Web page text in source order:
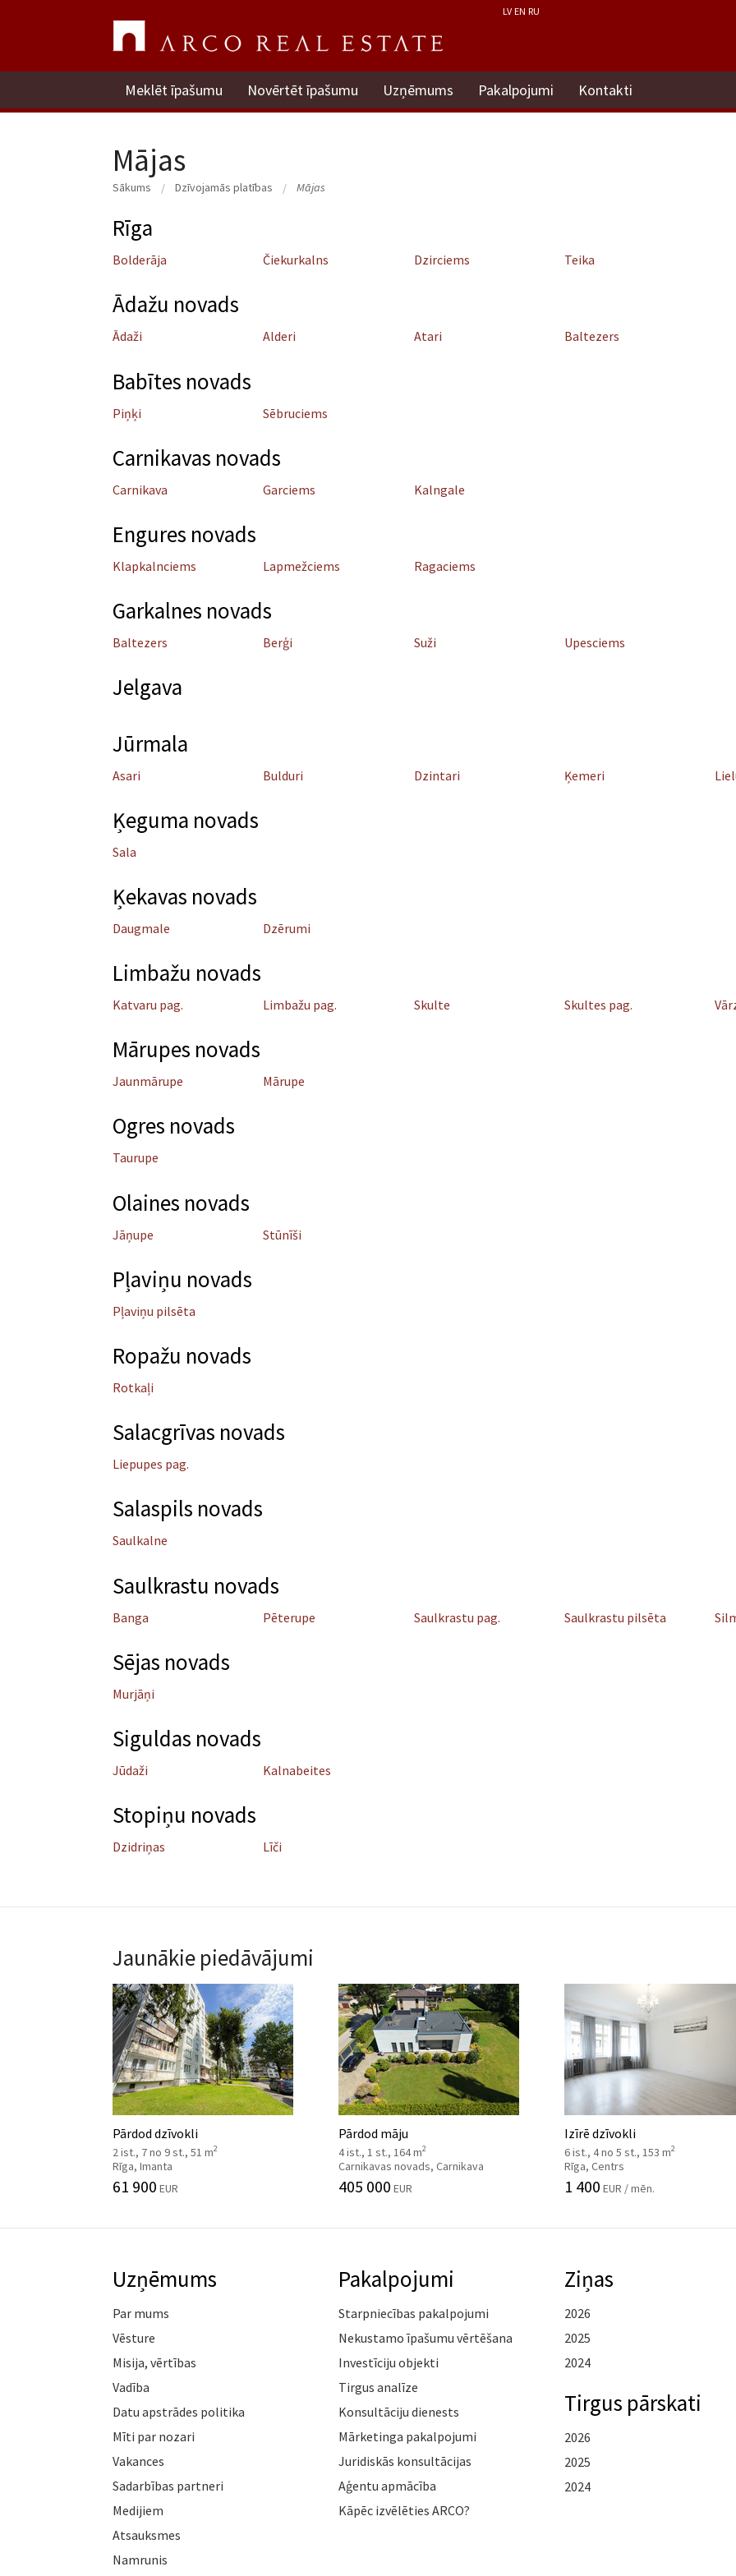
LV EN RU
Meklēt īpašumu Novērtēt īpašumu Uzņēmums Pakalpojumi Kontakti
Mājas
Sākums Dzīvojamās platības Mājas
Rīga
Bolderāja Čiekurkalns Dzirciems Teika
Ādažu novads
Ādaži Alderi Atari Baltezers
Babītes novads
Piņķi Sēbruciems
Carnikavas novads
Carnikava Garciems Kalngale
Engures novads
Klapkalnciems Lapmežciems Ragaciems
Garkalnes novads
Baltezers Berģi Suži Upesciems
Jelgava
Jūrmala
Asari Bulduri Dzintari Ķemeri
Ķeguma novads
Sala
Ķekavas novads
Daugmale Dzērumi
Limbažu novads
Katvaru pag. Limbažu pag. Skulte Skultes pag.
Mārupes novads
Jaunmārupe Mārupe
Ogres novads
Taurupe
Olaines novads
Jāņupe Stūnīši
Pļaviņu novads
Pļaviņu pilsēta
Ropažu novads
Rotkaļi
Salacgrīvas novads
Liepupes pag.
Salaspils novads
Saulkalne
Saulkrastu novads
Banga Pēterupe Saulkrastu pag. Saulkrastu pilsēta
Sējas novads
Murjāņi
Siguldas novads
Jūdaži Kalnabeites
Stopiņu novads
Dzidriņas Līči
Jaunākie piedāvājumi
Pārdod dzīvokli
2 ist., 7 no 9 st., 51 m2
Rīga, Imanta
61 900 EUR
Pārdod māju
4 ist., 1 st., 164 m2
Carnikavas novads, Carnikava
405 000 EUR
Izīrē dzīvokli
6 ist., 4 no 5 st., 153 m2
Rīga, Centrs
1 400 EUR / mēn.
Uzņēmums
Par mums
Vēsture
Misija, vērtības
Vadība
Datu apstrādes politika
Mīti par nozari
Vakances
Sadarbības partneri
Medijiem
Atsauksmes
Namrunis
Pakalpojumi
Starpniecības pakalpojumi
Nekustamo īpašumu vērtēšana
Investīciju objekti
Tirgus analīze
Konsultāciju dienests
Mārketinga pakalpojumi
Juridiskās konsultācijas
Aģentu apmācība
Kāpēc izvēlēties ARCO?
Ziņas
2026
2025
2024
Tirgus pārskati
2026
2025
2024